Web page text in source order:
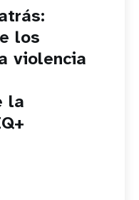
los
violencia
la